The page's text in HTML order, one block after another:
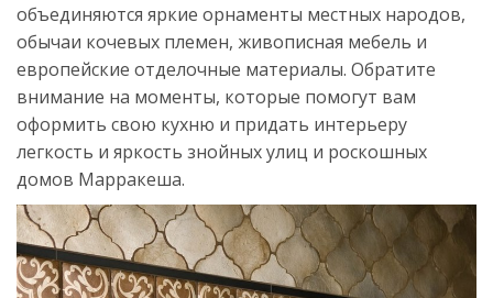
объединяются яркие орнаменты местных народов,
обычаи кочевых племен, живописная мебель и
европейские отделочные материалы. Обратите
внимание на моменты, которые помогут вам
оформить свою кухню и придать интерьеру
легкость и яркость знойных улиц и роскошных
домов Марракеша.